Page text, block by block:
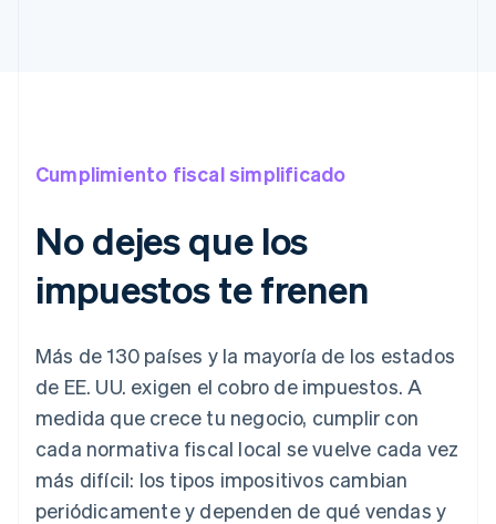
Cumplimiento fiscal simplificado
No dejes que los
impuestos te frenen
Más de 130 países y la mayoría de los estados
de EE. UU. exigen el cobro de impuestos. A
medida que crece tu negocio, cumplir con
cada normativa fiscal local se vuelve cada vez
más difícil: los tipos impositivos cambian
periódicamente y dependen de qué vendas y